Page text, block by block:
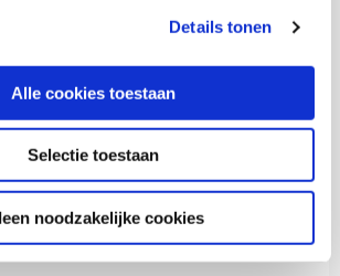
Details tonen
Alle cookies toestaan
Selectie toestaan
noodzakelijke cookies